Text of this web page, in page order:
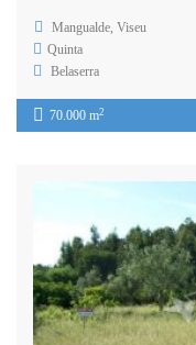
Mangualde, Viseu
Quinta
Belaserra
70.000 m2